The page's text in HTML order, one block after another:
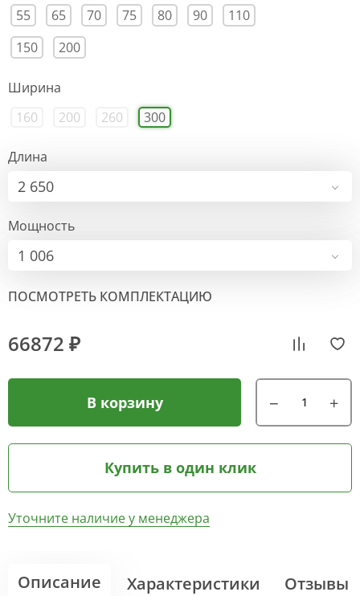
55
65 70 75 80 90
110
150
200
Ширина
160
200 260 300
Длина
2 650
Мощность
1 006
ПОСМОТРЕТЬ КОМПЛЕКТАЦИЮ
66872 ₽
В корзину
Купить в один клик
Уточните наличие у менеджера
Описание Характеристики Отзывы